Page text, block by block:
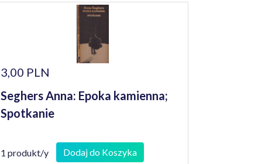
3,00 PLN
Seghers Anna: Epoka kamienna;
Spotkanie
1 produkt/y Dodaj do Koszyka